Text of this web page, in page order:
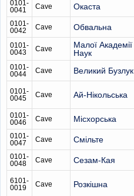
0101-
0041
Cave Окаста
0101-
0042
Cave Обвальна
0101-
0043
Cave
Малої Академії
Наук
0101-
0044
Cave Великий Бузлук
0101-
0045
Cave Ай-Нікольська
0101-
0046
Cave Місхорська
0101-
0047
Cave Смільте
0101-
0048
Cave Сезам-Кая
6101-
0019
Cave Розкішна